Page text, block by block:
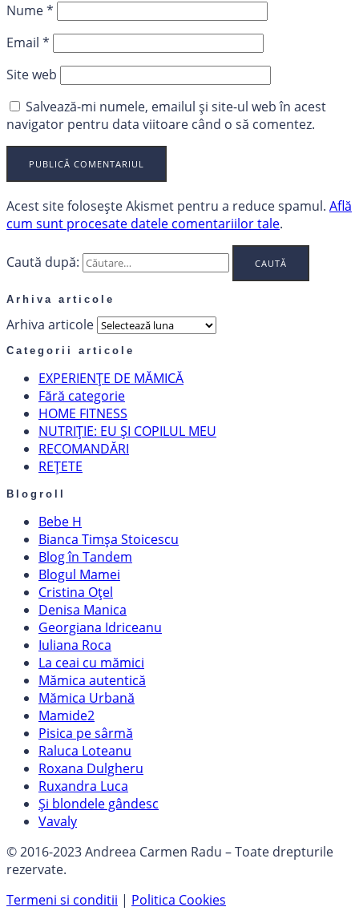
Nume*
Email *
Site web
Salvează-mi numele, emailul și site-ul web în acest
navigator pentru data viitoare când o să comentez.
Acest site folosește Akismet pentru a reduce spamul. Află
cum sunt procesate datele comentariilor tale.
Caută după:
Arhiva articole
Arhiva articole
Categorii articole
EXPERIENȚE DE MĂMICĂ
Fără categorie
HOME FITNESS
NUTRIȚIE: EU ȘI COPILUL MEU
RECOMANDĂRI
REȚETE
Blogroll
Bebe H
Bianca Timșa Stoicescu
Blog în Tandem
Blogul Mamei
Cristina Oțel
Denisa Manica
Georgiana Idriceanu
Iuliana Roca
La ceai cu mămici
Mămica autentică
Mămica Urbană
Mamide2
Pisica pe sârmă
Raluca Loteanu
Roxana Dulgheru
Ruxandra Luca
Și blondele gândesc
Vavaly
© 2016-2023 Andreea Carmen Radu – Toate drepturile
rezervate.
Termeni si conditii | Politica Cookies